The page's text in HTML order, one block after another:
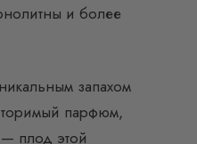
и более
запахом
парфюм,
плод этой